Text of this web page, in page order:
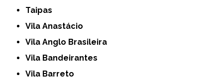
Taipas
Vila Anastácio
Vila Anglo Brasileira
Vila Bandeirantes
Vila Barreto